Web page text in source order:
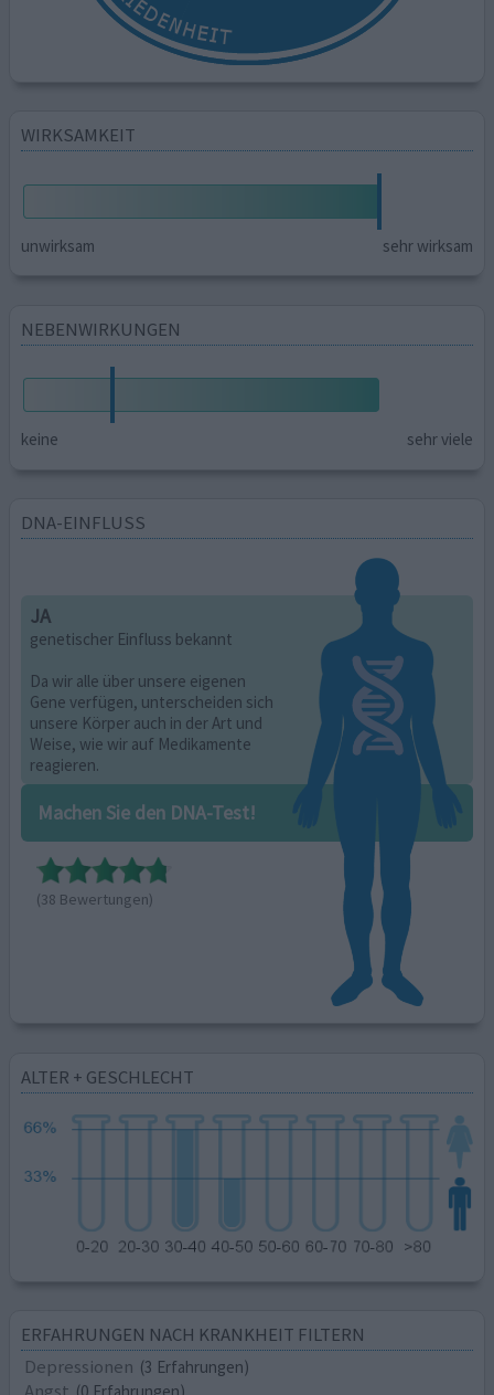
WIRKSAMKEIT
unwirksam sehr wirksam
NEBENWIRKUNGEN
keine sehr viele
DNA-EINFLUSS
JA
genetischer Einfluss bekannt
Da wir alle über unsere eigenen
Gene verfügen, unterscheiden sich
unsere Körper auch in der Art und
Weise, wie wir auf Medikamente
reagieren.
Machen Sie den DNA-Test!
(38 Bewertungen)
ALTER + GESCHLECHT
ERFAHRUNGEN NACH KRANKHEIT FILTERN
Depressionen (3 Erfahrungen)